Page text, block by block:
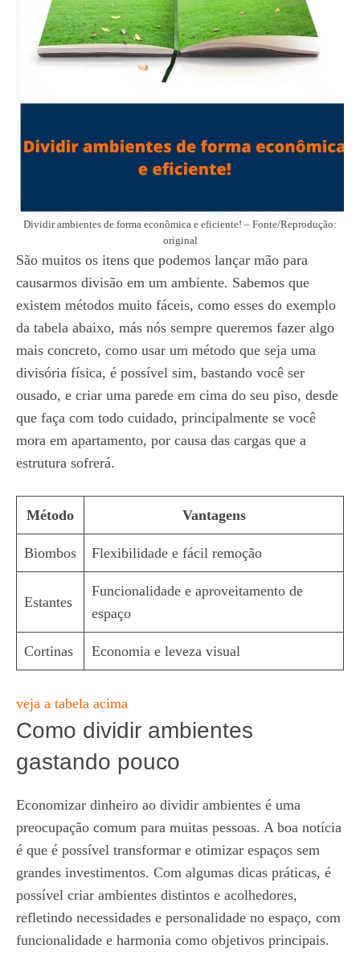
Dividir ambientes de forma econômica e eficiente! – Fonte/Reprodução:
original
São muitos os itens que podemos lançar mão para
causarmos divisão em um ambiente. Sabemos que
existem métodos muito fáceis, como esses do exemplo
da tabela abaixo, más nós sempre queremos fazer algo
mais concreto, como usar um método que seja uma
divisória física, é possível sim, bastando você ser
ousado, e criar uma parede em cima do seu piso, desde
que faça com todo cuidado, principalmente se você
mora em apartamento, por causa das cargas que a
estrutura sofrerá.
Método Vantagens
Biombos Flexibilidade e fácil remoção
Estantes
Funcionalidade e aproveitamento de
espaço
Cortinas Economia e leveza visual
veja a tabela acima
Como dividir ambientes
gastando pouco
Economizar dinheiro ao dividir ambientes é uma
preocupação comum para muitas pessoas. A boa notícia
é que é possível transformar e otimizar espaços sem
grandes investimentos. Com algumas dicas práticas, é
possível criar ambientes distintos e acolhedores,
refletindo necessidades e personalidade no espaço, com
funcionalidade e harmonia como objetivos principais.